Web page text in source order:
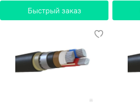
Быстрый заказ